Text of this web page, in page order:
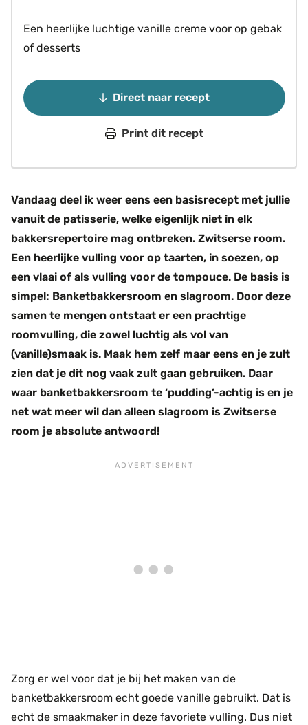
Een heerlijke luchtige vanille creme voor op gebak
of desserts
Direct naar recept
Print dit recept
Vandaag deel ik weer eens een basisrecept met jullie
vanuit de patisserie, welke eigenlijk niet in elk
bakkersrepertoire mag ontbreken. Zwitserse room.
Een heerlijke vulling voor op taarten, in soezen, op
een vlaai of als vulling voor de tompouce. De basis is
simpel: Banketbakkersroom en slagroom. Door deze
samen te mengen ontstaat er een prachtige
roomvulling, die zowel luchtig als vol van
(vanille)smaak is. Maak hem zelf maar eens en je zult
zien dat je dit nog vaak zult gaan gebruiken. Daar
waar banketbakkersroom te ‘pudding’-achtig is en je
net wat meer wil dan alleen slagroom is Zwitserse
room je absolute antwoord!
Zorg er wel voor dat je bij het maken van de
banketbakkersroom echt goede vanille gebruikt. Dat is
echt de smaakmaker in deze favoriete vulling. Dus niet